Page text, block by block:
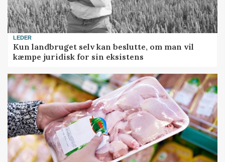
LEDER
Kun landbruget selv kan beslutte, om man vil
kæmpe juridisk for sin eksistens